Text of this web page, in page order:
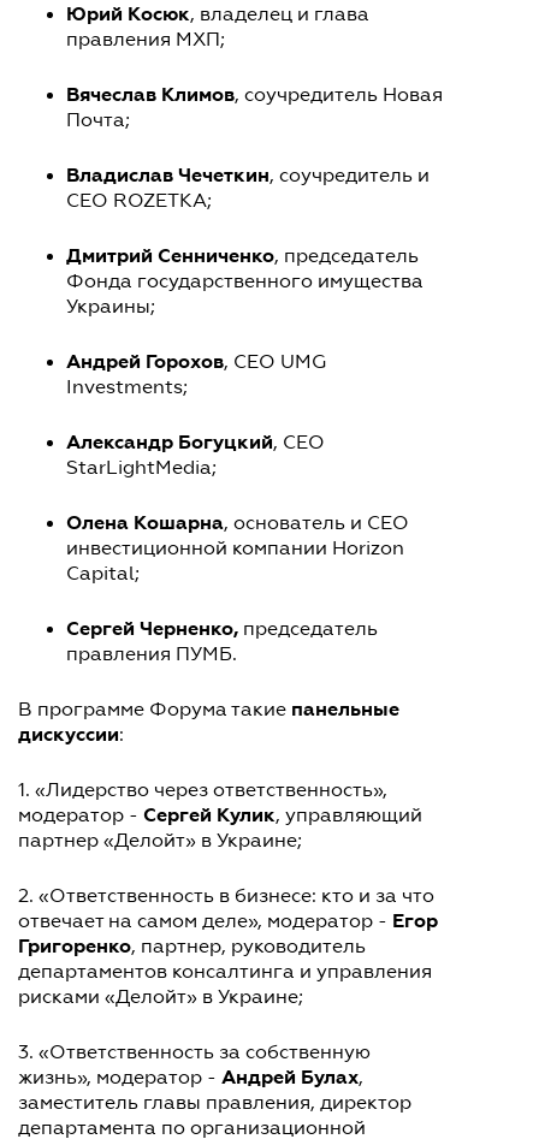
Юрий Косюк, владелец и глава
правления МХП;
Вячеслав Климов, соучредитель Новая
Почта;
Владислав Чечеткин, соучредитель и
CEO ROZETKA;
Дмитрий Сенниченко, председатель
Фонда государственного имущества
Украины;
Андрей Горохов, СЕО UMG
Investments;
Александр Богуцкий, СЕО
StarLightMedia;
Олена Кошарна, основатель и CEO
инвестиционной компании Horizon
Capital;
Сергей Черненко, председатель
правления ПУМБ.
В программе Форума такие панельные
дискуссии:
1. «Лидерство через ответственность»,
модератор - Сергей Кулик, управляющий
партнер «Делойт» в Украине;
2. «Ответственность в бизнесе: кто и за что
отвечает на самом деле», модератор - Егор
Григоренко, партнер, руководитель
департаментов консалтинга и управления
рисками «Делойт» в Украине;
3. «Ответственность за собственную
жизнь», модератор - Андрей Булах,
заместитель главы правления, директор
департамента по организационной